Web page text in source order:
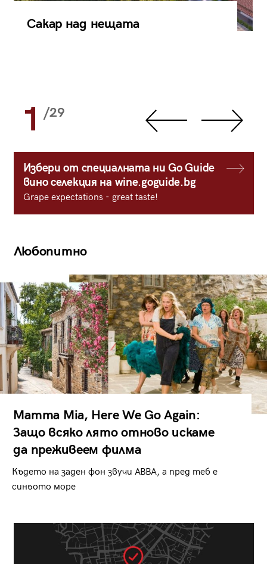
Сакар над нещата
1 /29
Избери от специалната ни Go Guide
вино селекция на wine.goguide.bg
Grape expectations - great taste!
Любопитно
Mamma Mia, Here We Go Again:
Защо всяко лято отново искаме
да преживеем филма
Където на заден фон звучи ABBA, а пред теб е
синьото море